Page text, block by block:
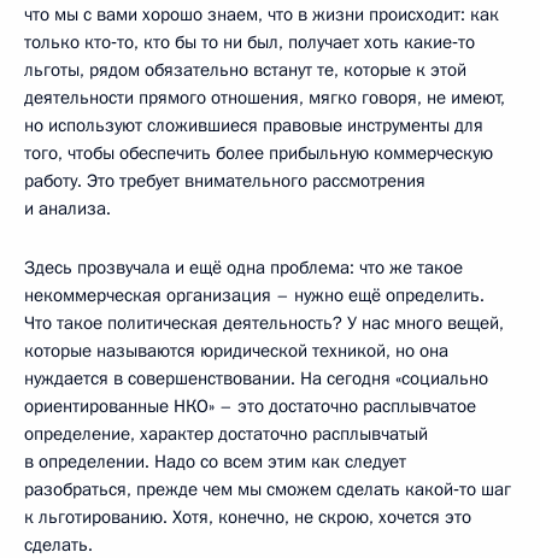
что мы с вами хорошо знаем, что в жизни происходит: как
только кто‑то, кто бы то ни был, получает хоть какие‑то
льготы, рядом обязательно встанут те, которые к этой
деятельности прямого отношения, мягко говоря, не имеют,
но используют сложившиеся правовые инструменты для
того, чтобы обеспечить более прибыльную коммерческую
работу. Это требует внимательного рассмотрения
и анализа.
Здесь прозвучала и ещё одна проблема: что же такое
некоммерческая организация – нужно ещё определить.
Что такое политическая деятельность? У нас много вещей,
которые называются юридической техникой, но она
нуждается в совершенствовании. На сегодня «социально
ориентированные НКО» – это достаточно расплывчатое
определение, характер достаточно расплывчатый
в определении. Надо со всем этим как следует
разобраться, прежде чем мы сможем сделать какой‑то шаг
к льготированию. Хотя, конечно, не скрою, хочется это
сделать.